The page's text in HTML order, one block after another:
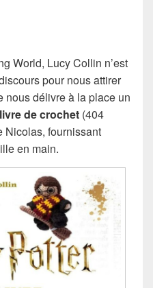
World, Lucy Collin n’est
pour nous attirer
nous délivre à la place un
de crochet (404
Nicolas, fournissant
en main.